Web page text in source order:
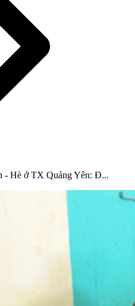
- Hè ở TX Quảng Yên: Đ...